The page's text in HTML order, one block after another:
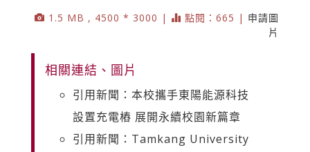
1.5 MB , 4500 * 3000 | 點閱：665 | 申請圖
片
相關連結、圖片
引用新聞：本校攜手東陽能源科技
設置充電樁 展開永續校園新篇章
引用新聞：Tamkang University